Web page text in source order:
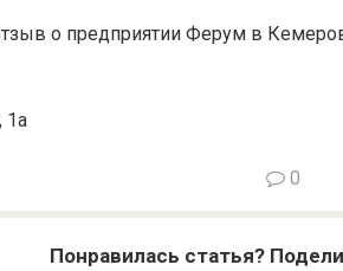
о предприятии Ферум в
1а
0
Понравилась статья?